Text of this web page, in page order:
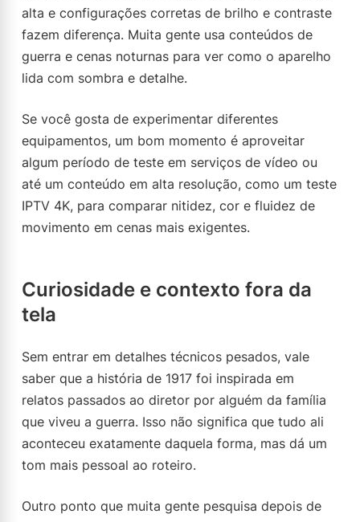
alta e configurações corretas de brilho e contraste
fazem diferença. Muita gente usa conteúdos de
guerra e cenas noturnas para ver como o aparelho
lida com sombra e detalhe.
Se você gosta de experimentar diferentes
equipamentos, um bom momento é aproveitar
algum período de teste em serviços de vídeo ou
até um conteúdo em alta resolução, como um teste
IPTV 4K, para comparar nitidez, cor e fluidez de
movimento em cenas mais exigentes.
Curiosidade e contexto fora da
tela
Sem entrar em detalhes técnicos pesados, vale
saber que a história de 1917 foi inspirada em
relatos passados ao diretor por alguém da família
que viveu a guerra. Isso não significa que tudo ali
aconteceu exatamente daquela forma, mas dá um
tom mais pessoal ao roteiro.
Outro ponto que muita gente pesquisa depois de